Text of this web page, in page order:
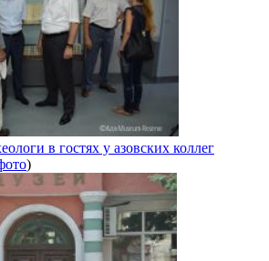
в гостях у азовских коллег
)